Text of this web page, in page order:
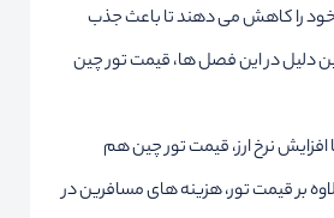
خود را کاهش می دهند تا باعث جذب
دلیل در این فصل ها، قیمت تور چین
افزایش نرخ ارز، قیمت تور چین هم
بر قیمت تور، هزینه های مسافرین در